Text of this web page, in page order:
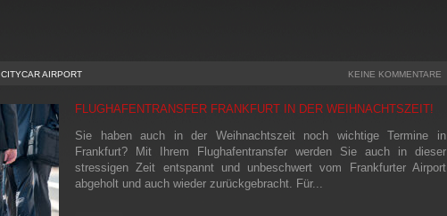
CITYCAR AIRPORT KEINE KOMMENTARE
FLUGHAFENTRANSFER FRANKFURT IN DER WEIHNACHTSZEIT!
Sie haben auch in der Weihnachtszeit noch wichtige Termine in
Frankfurt? Mit Ihrem Flughafentransfer werden Sie auch in dieser
stressigen Zeit entspannt und unbeschwert vom Frankfurter Airport
abgeholt und auch wieder zurückgebracht. Für...